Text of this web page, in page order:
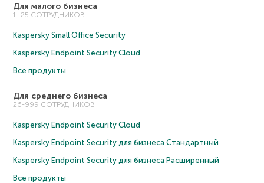
Для малого бизнеса
1–25 СОТРУДНИКОВ
Kaspersky Small Office Security
Kaspersky Endpoint Security Cloud
Все продукты
Для среднего бизнеса
26-999 СОТРУДНИКОВ
Kaspersky Endpoint Security Cloud
Kaspersky Endpoint Security для бизнеса Cтандартный
Kaspersky Endpoint Security для бизнеса Расширенный
Все продукты